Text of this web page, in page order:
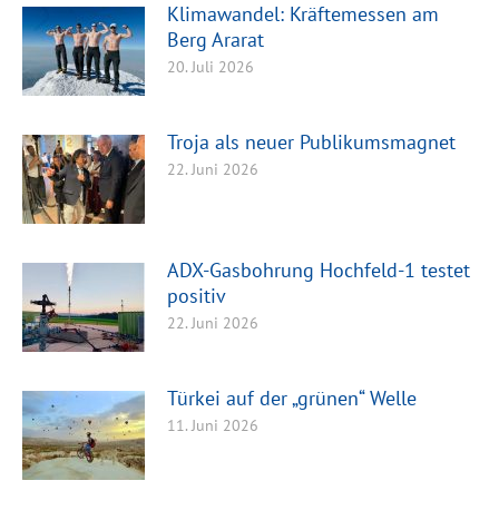
Klimawandel: Kräftemessen am
Berg Ararat
20. Juli 2026
Troja als neuer Publikumsmagnet
22. Juni 2026
ADX-Gasbohrung Hochfeld-1 testet
positiv
22. Juni 2026
Türkei auf der „grünen“ Welle
11. Juni 2026